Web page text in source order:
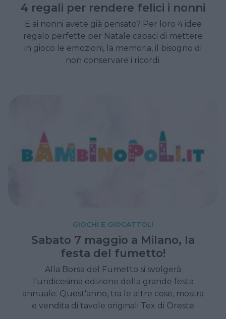
4 regali per rendere felici i nonni
E ai nonni avete già pensato? Per loro 4 idee
regalo perfette per Natale capaci di mettere
in gioco le emozioni, la memoria, il bisogno di
non conservare i ricordi.
GIOCHI E GIOCATTOLI
Sabato 7 maggio a Milano, la
festa del fumetto!
Alla Borsa del Fumetto si svolgerà
l'undicesima edizione della grande festa
annuale. Quest'anno, tra le altre cose, mostra
e vendita di tavole originali Tex di Oreste